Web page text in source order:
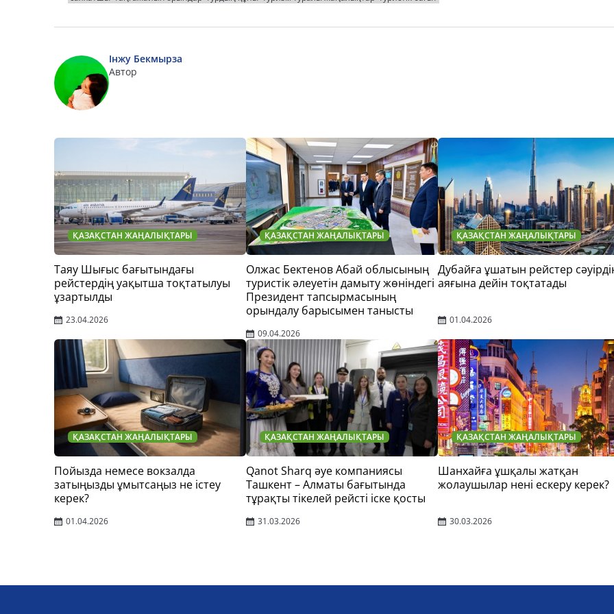
Інжу Бекмырза
Автор
ҚАЗАҚСТАН ЖАҢАЛЫҚТАРЫ
Таяу Шығыс бағытындағы
рейстердің уақытша тоқтатылуы
ұзартылды
23.04.2026
ҚАЗАҚСТАН ЖАҢАЛЫҚТАРЫ
Олжас Бектенов Абай облысының
туристік әлеуетін дамыту жөніндегі
Президент тапсырмасының
орындалу барысымен танысты
09.04.2026
ҚАЗАҚСТАН ЖАҢАЛЫҚТАРЫ
Дубайға ұшатын рейстер
аяғына дейін тоқтатады
01.04.2026
ҚАЗАҚСТАН ЖАҢАЛЫҚТАРЫ
Пойызда немесе вокзалда
затыңызды ұмытсаңыз не істеу
керек?
01.04.2026
ҚАЗАҚСТАН ЖАҢАЛЫҚТАРЫ
Qanot Sharq әуе компаниясы
Ташкент – Алматы бағытында
тұрақты тікелей рейсті іске қосты
31.03.2026
ҚАЗАҚСТАН ЖАҢАЛЫҚТАРЫ
Шанхайға ұшқалы жатқан
жолаушылар нені ескеру керек?
30.03.2026